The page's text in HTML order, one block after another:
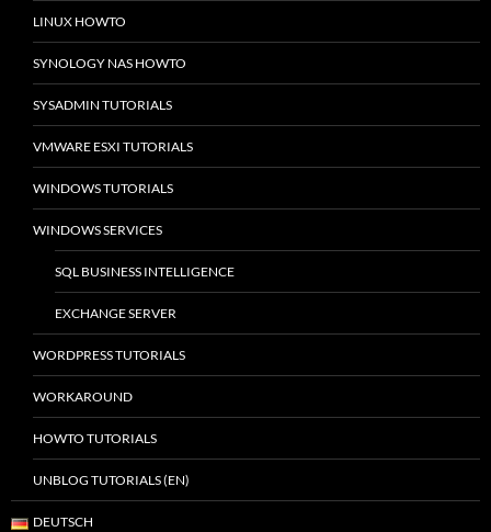
LINUX HOWTO
SYNOLOGY NAS HOWTO
SYSADMIN TUTORIALS
VMWARE ESXI TUTORIALS
WINDOWS TUTORIALS
WINDOWS SERVICES
SQL BUSINESS INTELLIGENCE
EXCHANGE SERVER
WORDPRESS TUTORIALS
WORKAROUND
HOWTO TUTORIALS
UNBLOG TUTORIALS (EN)
DEUTSCH